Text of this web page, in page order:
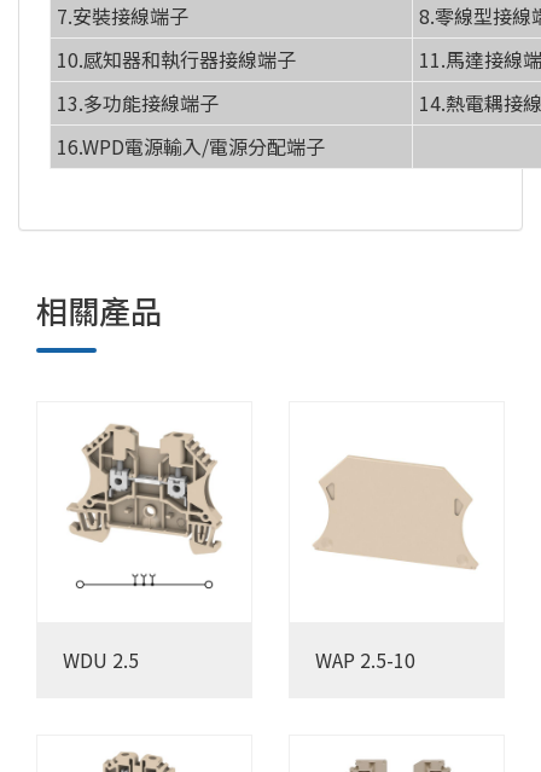
7.安裝接線端子
8.零線型接線
10.感知器和執行器接線端子
11.馬達接線
13.多功能接線端子
14.熱電耦接
16.WPD電源輸入/電源分配端子
相關產品
WDU 2.5 WAP 2.5-10